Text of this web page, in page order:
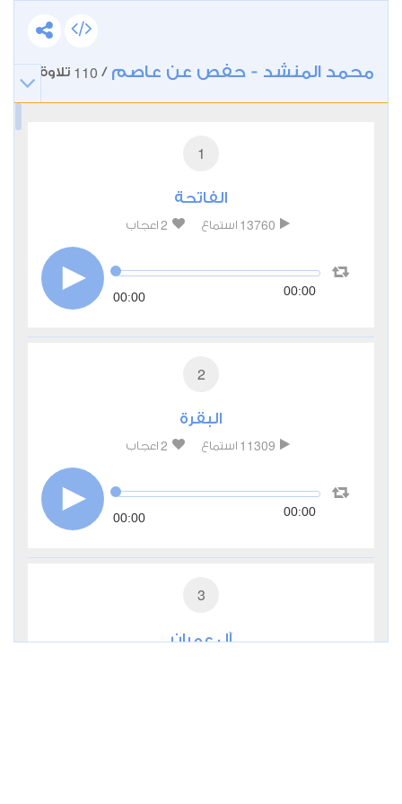
محمد المنشد - حفص عن عاصم /
110 تلاوة
1
الفاتحة
13760 استماع 2 اعجاب
00:00 00:00
2
البقرة
11309 استماع 2 اعجاب
00:00 00:00
3
آل عمران